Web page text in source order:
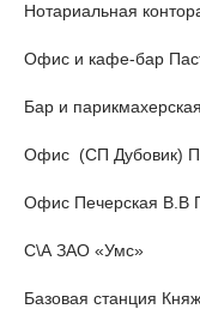
Нотариальная
Офис и кафе-бар
Бар и
Офис (СП Дубовик)
Офис Печерская В.В
С\А ЗАО «Умс»
Базовая станция